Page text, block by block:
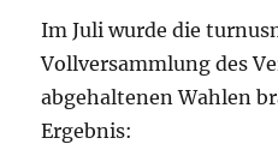
Im Juli wurde die
Vollversammlung des
abgehaltenen Wahlen
Ergebnis: